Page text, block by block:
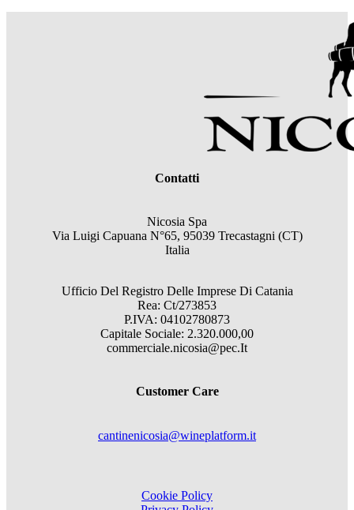
Contatti
Nicosia Spa
Via Luigi Capuana N°65, 95039 Trecastagni (CT)
Italia
Ufficio Del Registro Delle Imprese Di Catania
Rea: Ct/273853
P.IVA: 04102780873
Capitale Sociale: 2.320.000,00
commerciale.nicosia@pec.It
Customer Care
cantinenicosia@wineplatform.it
Cookie Policy